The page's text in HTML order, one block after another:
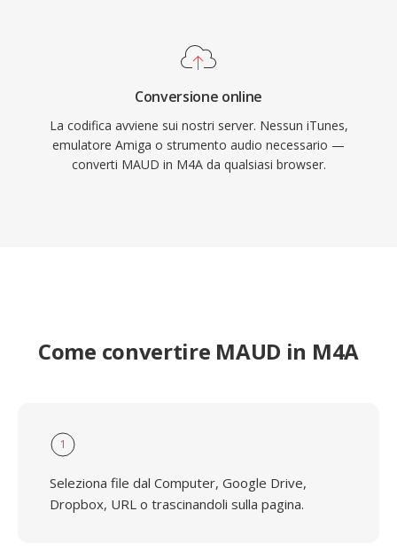
Conversione online
La codifica avviene sui nostri server. Nessun iTunes,
emulatore Amiga o strumento audio necessario —
converti MAUD in M4A da qualsiasi browser.
Come convertire MAUD in M4A
1
Seleziona file dal Computer, Google Drive,
Dropbox, URL o trascinandoli sulla pagina.